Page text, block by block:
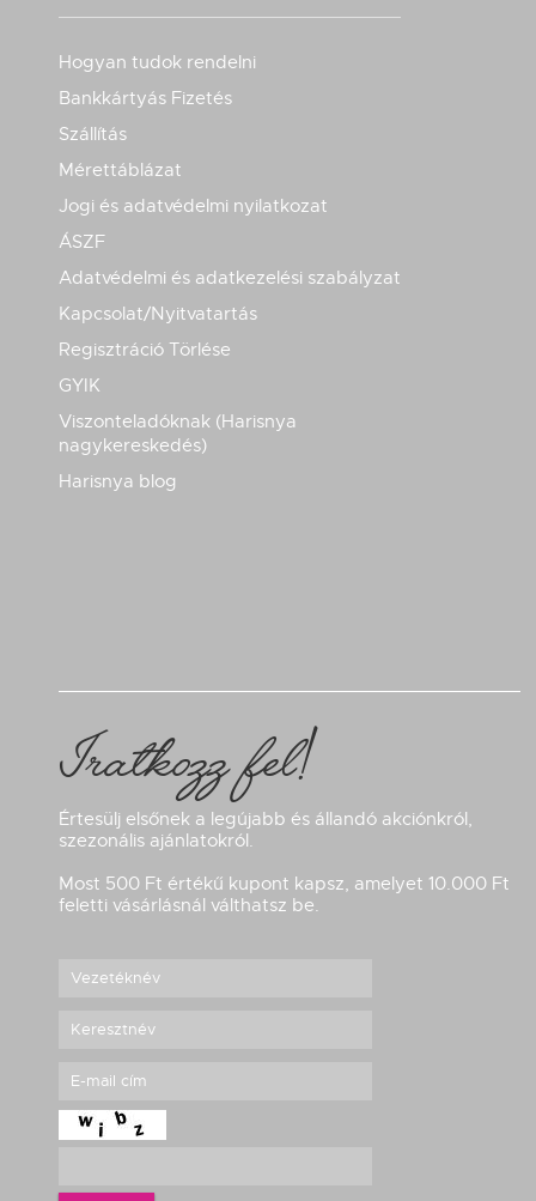
Hogyan tudok rendelni
Bankkártyás Fizetés
Szállítás
Mérettáblázat
Jogi és adatvédelmi nyilatkozat
ÁSZF
Adatvédelmi és adatkezelési szabályzat
Kapcsolat/Nyitvatartás
Regisztráció Törlése
GYIK
Viszonteladóknak (Harisnya
nagykereskedés)
Harisnya blog
Iratkozz fel!
Értesülj elsőnek a legújabb és állandó akciónkról,
szezonális ajánlatokról.
Most 500 Ft értékű kupont kapsz, amelyet 10.000 Ft
feletti vásárlásnál válthatsz be.